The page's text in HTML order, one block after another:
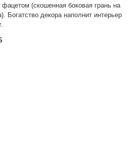
(скошенная боковая грань на
Богатство декора наполнит интерьер